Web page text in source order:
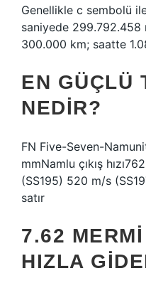
Genellikle c sembolü
saniyede 299.792.458
300.000 km; saatte
EN GÜÇLÜ
NEDIR?
FN Five-Seven-
mmNamlu çıkış
(SS195) 520 m/s
satır
7.62
HIZLA